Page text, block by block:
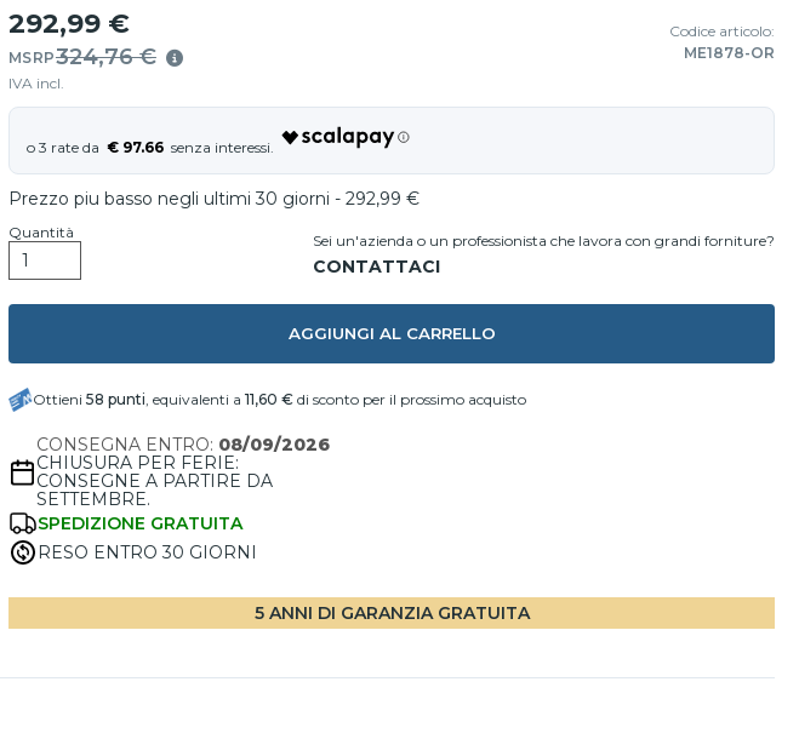
292,99 €
MSRP324,76 €
IVA incl.
Codice articolo:
ME1878-OR
€ 97.66
Prezzo piu basso negli ultimi 30 giorni - 292,99 €
Quantità Sei un'azienda o un professionista che lavora con grandi forniture?
AGGIUNGI AL CARRELLO
Ottieni 58 punti, equivalenti a 11,60 € di sconto per il prossimo acquisto
CONSEGNA ENTRO: 08/09/2026
CHIUSURA PER FERIE:
CONSEGNE A PARTIRE DA
SETTEMBRE.
SPEDIZIONE GRATUITA
RESO ENTRO 30 GIORNI
5 ANNI DI GARANZIA GRATUITA